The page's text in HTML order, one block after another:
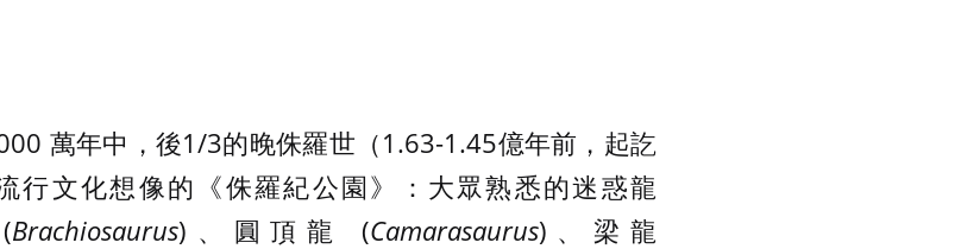
萬年中，後1/3的晚侏羅世（1.63-1.45億年前，起訖
行文化想像的《侏羅紀公園》：大眾熟悉的迷惑龍
Brachiosaurus)、圓頂龍 (Camarasaurus)、梁龍